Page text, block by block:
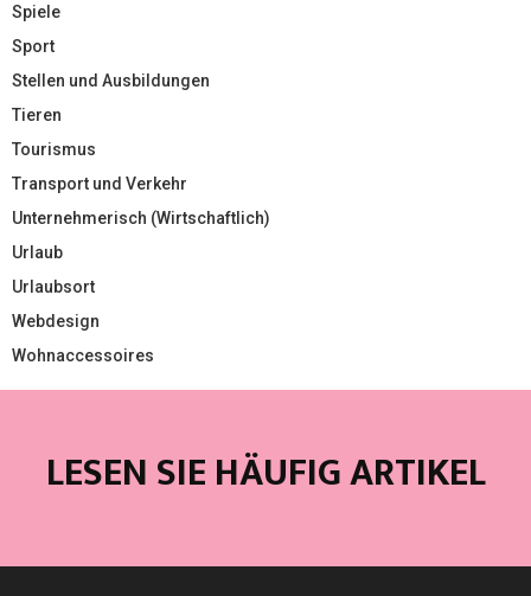
Spiele
Sport
Stellen und Ausbildungen
Tieren
Tourismus
Transport und Verkehr
Unternehmerisch (Wirtschaftlich)
Urlaub
Urlaubsort
Webdesign
Wohnaccessoires
LESEN SIE HÄUFIG ARTIKEL